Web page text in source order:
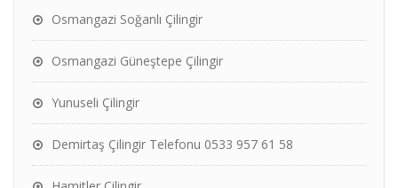
Osmangazi Soğanlı Çilingir
Osmangazi Güneştepe Çilingir
Yunuseli Çilingir
Demirtaş Çilingir Telefonu 0533 957 61 58